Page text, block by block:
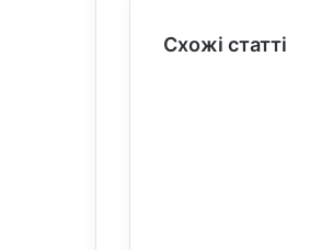
Схожі статті